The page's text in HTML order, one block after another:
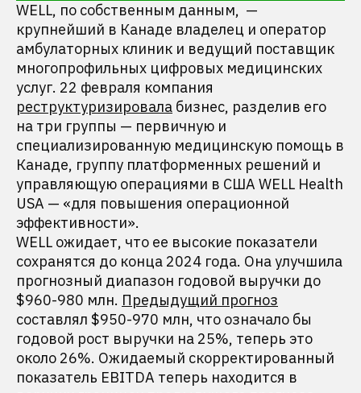
WELL, по собственным данным, —
крупнейший в Канаде владелец и оператор
амбулаторных клиник и ведущий поставщик
многопрофильных цифровых медицинских
услуг. 22 февраля компания
реструктуризировала бизнес, разделив его
на три группы — первичную и
специализированную медицинскую помощь в
Канаде, группу платформенных решений и
управляющую операциями в США WELL Health
USA — «для повышения операционной
эффективности».
WELL ожидает, что ее высокие показатели
сохранятся до конца 2024 года. Она улучшила
прогнозный диапазон годовой выручки до
$960-980 млн. Предыдущий прогноз
составлял $950-970 млн, что означало бы
годовой рост выручки на 25%, теперь это
около 26%. Ожидаемый скорректированный
показатель EBITDA теперь находится в